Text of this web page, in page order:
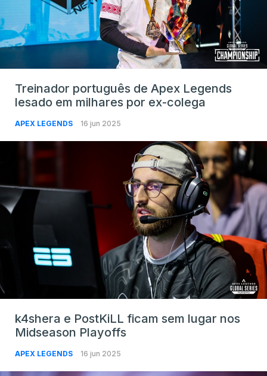
Treinador português de Apex Legends
lesado em milhares por ex-colega
APEX LEGENDS 16 jun 2025
k4shera e PostKiLL ficam sem lugar nos
Midseason Playoffs
APEX LEGENDS 16 jun 2025